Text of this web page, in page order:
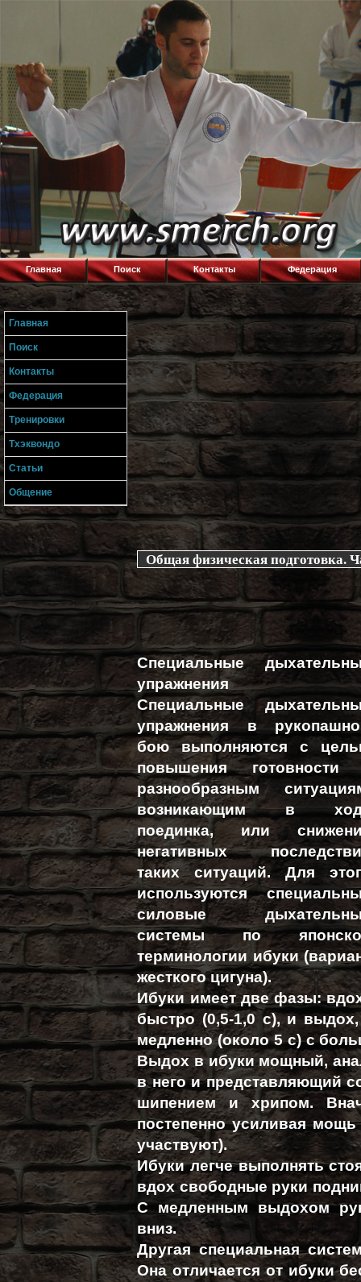
Главная Поиск Контакты Федерация
Общая физическая подготовка.
Специальные
упражнения
Специальные
упражнения в
бою выполняются с
повышения готовности
разнообразным
возникающим в
поединка, или
негативных
таких ситуаций. Для
используются
силовые
системы по
терминологии ибуки
жесткого цигуна).
Ибуки имеет две фазы:
быстро (0,5-1,0 с), и
медленно (около 5 с) с
Выдох в ибуки мощный,
в него и представляющий
шипением и хрипом.
постепенно усиливая
участвуют).
Ибуки легче выполнять
вдох свободные руки
С медленным выдохом
вниз.
Другая специальная
Она отличается от ибуки
Главная
Поиск
Контакты
Федерация
Тренировки
Тхэквондо
Статьи
Общение